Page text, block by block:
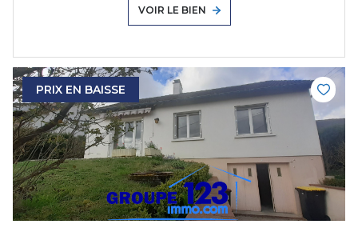
VOIR LE BIEN
PRIX EN BAISSE